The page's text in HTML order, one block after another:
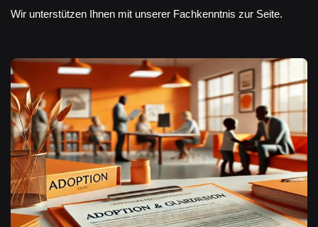
Wir unterstützen Ihnen mit unserer Fachkenntnis zur Seite.